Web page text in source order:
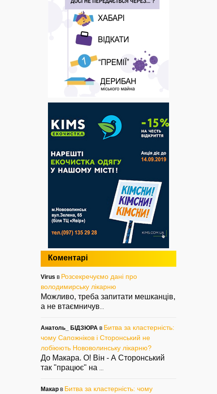
Коментарі
Virus в Розсекречуємо дані про
володимирську лікарню
Можливо, треба запитати мешканців,
а не втаємничув
Анатоль_ БІДЗЮРА в Битва за кластерність:
чому Сапожніков і Сторонський не
лобіюють Нововолинську лікарню?
До Макара. О! Він - А Сторонський
так "працює" на
Макар в Битва за кластерність: чому